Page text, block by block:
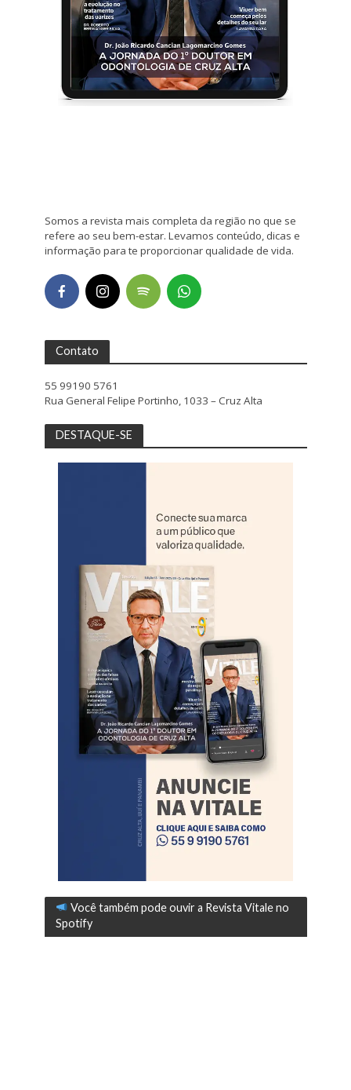
Somos a revista mais completa da região no que se
refere ao seu bem-estar. Levamos conteúdo, dicas e
informação para te proporcionar qualidade de vida.
Contato
55 99190 5761
Rua General Felipe Portinho, 1033 – Cruz Alta
DESTAQUE-SE
Você também pode ouvir a Revista Vitale no
Spotify